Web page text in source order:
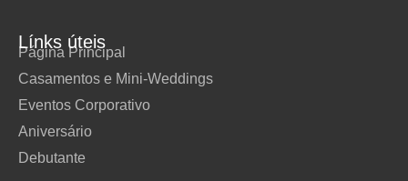
Línks úteis
Página Principal
Casamentos e Mini-Weddings
Eventos Corporativo
Aniversário
Debutante